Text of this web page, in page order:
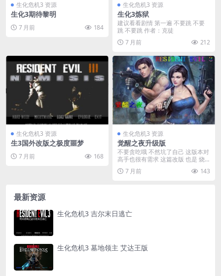
生化危机3 资源
生化3期待黎明
7 月前 184
生化危机3 资源
生化3炼狱
建议看看剧情 第一遍 不要跳 不要
跳 不要跳 作者：克徒
7 月前
212
生化危机3 资源
生3国外改版之极度噩梦
7 月前 168
生化危机3 资源
觉醒之夜升级版
不要贪吃哦 不然坑了自己 这版本对
高手也很有需求 这篇改版 也是 烧
脑的道具 ...
7 月前 143
最新资源
生化危机3 吉尔末日逃亡
生化危机3 墓地领主 艾达王版